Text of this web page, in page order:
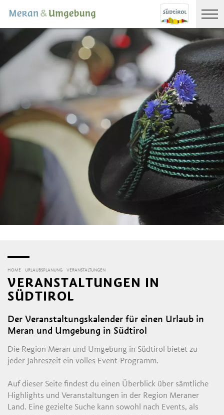
HOME URLAUBSPLANUNG VERANSTALTUNGEN
VERANSTALTUNGEN IN
SÜDTIROL
Der Veranstaltungskalender für einen Urlaub in
Meran und Umgebung in Südtirol
Die Region Meran und Umgebung in Südtirol bietet zu
jeder Jahreszeit ein volles Event-Programm.
Auf dieser Seite findest du einen Überblick über sämtliche
Highlights und Veranstaltungen in der Region Meraner
Land. Eine gezielte Suche kann sowohl nach Events, als